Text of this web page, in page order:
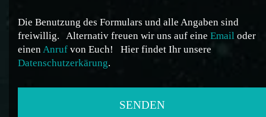
Die Benutzung des Formulars und alle Angaben sind
freiwillig.
Alternativ freuen wir uns auf eine Email oder
einenAnruf von Euch!
Hier findet Ihr unsere
Datenschutzerkärung.